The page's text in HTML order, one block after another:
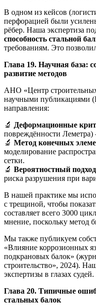
В одном из кейсов
перфорацией были
рёбер. Наша экспертиза
способность стальной
требованиям. Это
Глава 19. Научная база:
развитие методов
АНО «Центр
научными публикациями
направления:
🔬 Деформационные
повреждённости
🔬 Метод конечных
моделирование
сетки.
🔬 Вероятностный подход
риска разрушения при
В нашей практике мы
с трещиной, чтобы
составляет всего 3000
мнение, поскольку метод
Мы также публикуем
«Влияние коррозионных
подкрановых балок»
строительство», 2024).
экспертизы в глазах судей.
Глава 20. Типичные
стальных балок